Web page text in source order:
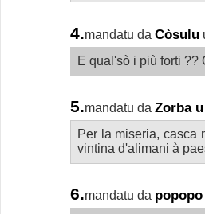
4.mandatu da Còsulu
E qual'sò i più forti ??
5.mandatu da Zorba
Per la miseria, casca
vintina d'alimani à
6.mandatu da popopo